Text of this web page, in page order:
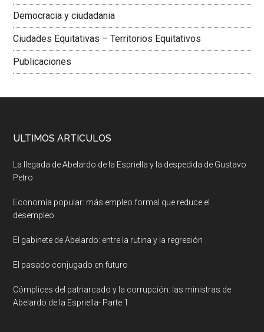
Democracia y ciudadania
Ciudades Equitativas – Territorios Equitativos
Publicaciones
ULTIMOS ARTICULOS
La llegada de Abelardo de la Espriella y la despedida de Gustavo
Petro
Economía popular: más empleo formal que reduce el
desempleo
El gabinete de Abelardo: entre la rutina y la regresión
El pasado conjugado en futuro
Cómplices del patriarcado y la corrupción: las ministras de
Abelardo de la Espriella- Parte 1